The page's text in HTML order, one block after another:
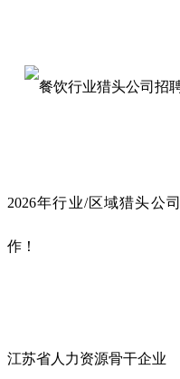
2026年行业/区域猎头公
作！
江苏省人力资源骨干企业